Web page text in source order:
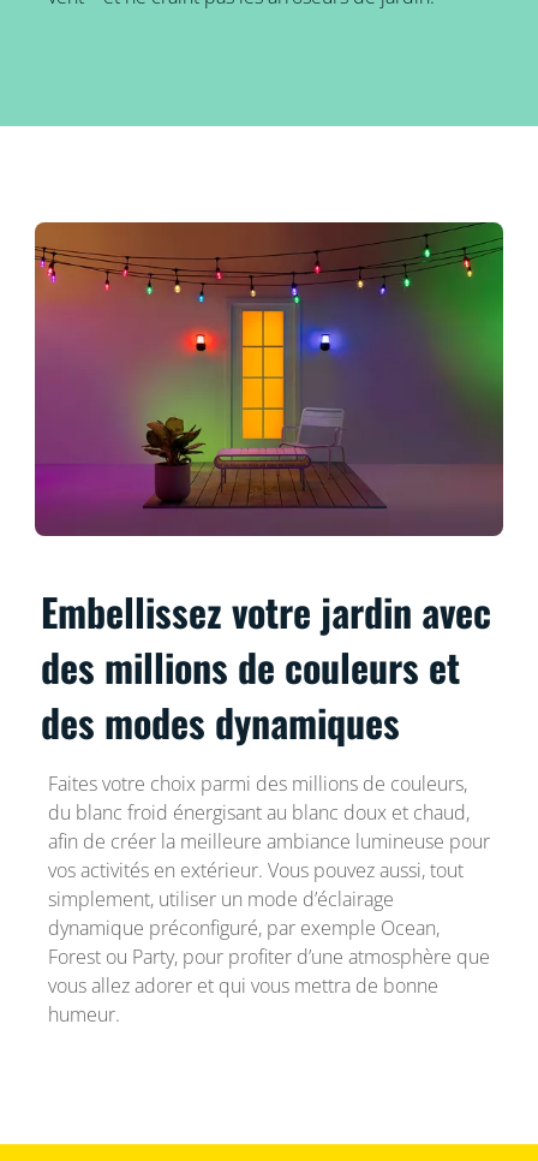
Embellissez votre jardin avec
des millions de couleurs et
des modes dynamiques
Faites votre choix parmi des millions de couleurs,
du blanc froid énergisant au blanc doux et chaud,
afin de créer la meilleure ambiance lumineuse pour
vos activités en extérieur. Vous pouvez aussi, tout
simplement, utiliser un mode d’éclairage
dynamique préconfiguré, par exemple Ocean,
Forest ou Party, pour profiter d’une atmosphère que
vous allez adorer et qui vous mettra de bonne
humeur.